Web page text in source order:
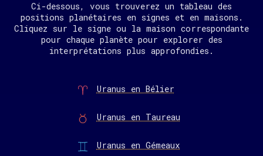
Ci-dessous, vous trouverez un tableau des
positions planétaires en signes et en maisons.
Cliquez sur le signe ou la maison correspondante
pour chaque planète pour explorer des
interprétations plus approfondies.
Uranus en Bélier
Uranus en Taureau
Uranus en Gémeaux